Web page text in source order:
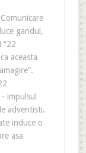
gandul,
“22
aceasta
impulsul
adventisti.
induce o
asa